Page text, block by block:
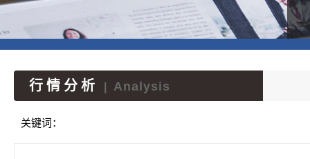
行情分析 Analysis
关键词：